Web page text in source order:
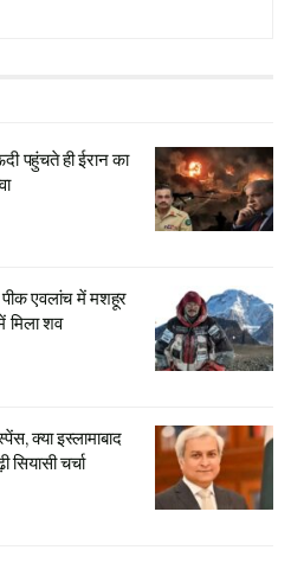
ए-इंसाफ सत्ता में आई तब उन्हें
capturing PAKISTAN
पहुंचते ही ईरान का
एवलांच में मशहूर
मिला शव
क्या इस्लामाबाद
चर्चा